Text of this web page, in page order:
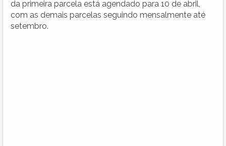
da primeira parcela está agendado para 10 de abril,
com as demais parcelas seguindo mensalmente até
setembro.